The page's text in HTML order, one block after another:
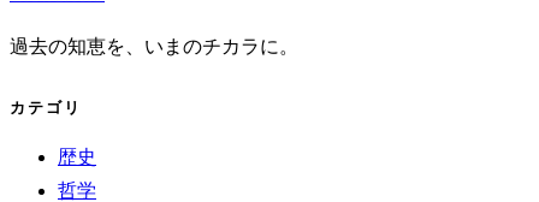
過去の知恵を、いまのチカラに。
カテゴリ
歴史
哲学